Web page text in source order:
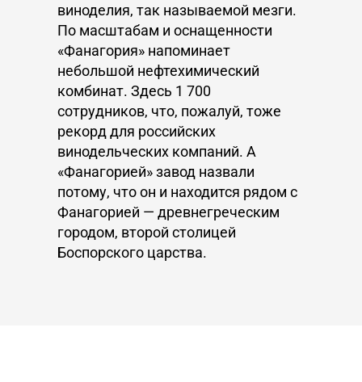
виноделия, так называемой мезги.
По масштабам и оснащенности
«Фанагория» напоминает
небольшой нефтехимический
комбинат. Здесь 1 700
сотрудников, что, пожалуй, тоже
рекорд для российских
винодельческих компаний. А
«Фанагорией» завод назвали
потому, что он и находится рядом с
Фанагорией — древнегреческим
городом, второй столицей
Боспорского царства.